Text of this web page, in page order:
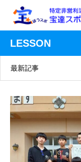
LESSON
最新記事